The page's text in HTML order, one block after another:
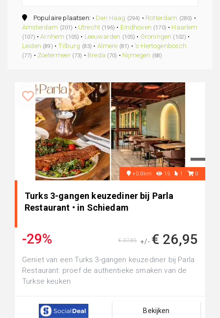
Populaire plaatsen: • Den Haag (294) • Rotterdam (280) •
Amsterdam (201) • Utrecht (196) • Eindhoven (170) • Haarlem
(107) •Arnhem (105) • Leeuwarden (105) • Groningen (102) •
Leiden (89) • Tilburg (83) • Almere (81) • 's-Hertogenbosch
(77) • Zoetermeer (73) • Breda (70) • Nijmegen (68)
+0.0km 15 1 0
Turks 3-gangen keuzediner bij Parla
Restaurant • in Schiedam
-29% +/- € 26,95
€ 37,85
Geniet van een Turks 3-gangen keuzediner bij Parla
Restaurant: proef de authentieke smaken van de
Turkse keuken
Bekijken